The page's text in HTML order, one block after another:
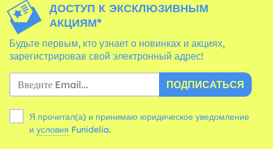
ДОСТУП К ЭКСКЛЮЗИВНЫМ
АКЦИЯМ*
Будьте первым, кто узнает о новинках и акциях,
зарегистрировав свой электронный адрес!
ПОДПИСАТЬСЯ
Я прочитал(а) и принимаю юридическое уведомление
и условия Funidelia.